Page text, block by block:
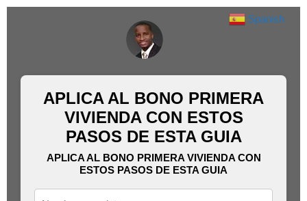
APLICA AL BONO PRIMERA
VIVIENDA CON ESTOS
PASOS DE ESTA GUIA
APLICA AL BONO PRIMERA VIVIENDA CON
ESTOS PASOS DE ESTA GUIA
Spanish